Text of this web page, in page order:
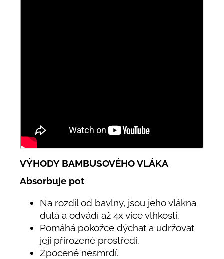
VÝHODY BAMBUSOVÉHO VLÁKA
Absorbuje pot
Na rozdíl od bavlny, jsou jeho vlákna
dutá a odvádí až 4x více vlhkosti.
Pomáhá pokožce dýchat a udržovat
její přirozené prostředí.
Zpocené nesmrdí.